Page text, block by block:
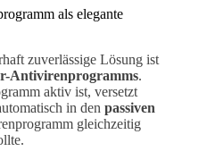
als elegante
zuverlässige Lösung ist
Antivirenprogramms.
aktiv ist, versetzt
in den passiven
gleichzeitig